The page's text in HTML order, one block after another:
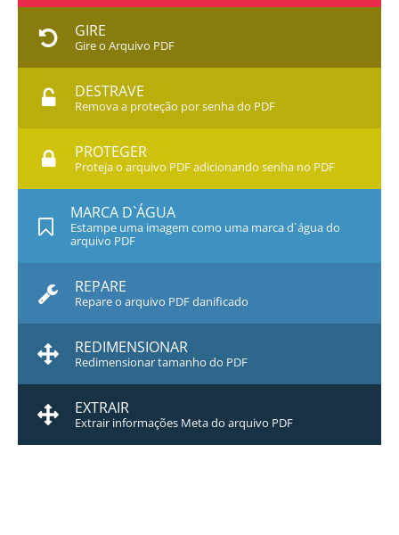
GIRE
Gire o Arquivo PDF
DESTRAVE
Remova a proteção por senha do PDF
PROTEGER
Proteja o arquivo PDF adicionando senha no PDF
MARCA D`ÁGUA
Estampe uma imagem como uma marca d`água do
arquivo PDF
REPARE
Repare o arquivo PDF danificado
REDIMENSIONAR
Redimensionar tamanho do PDF
EXTRAIR
Extrair informações Meta do arquivo PDF